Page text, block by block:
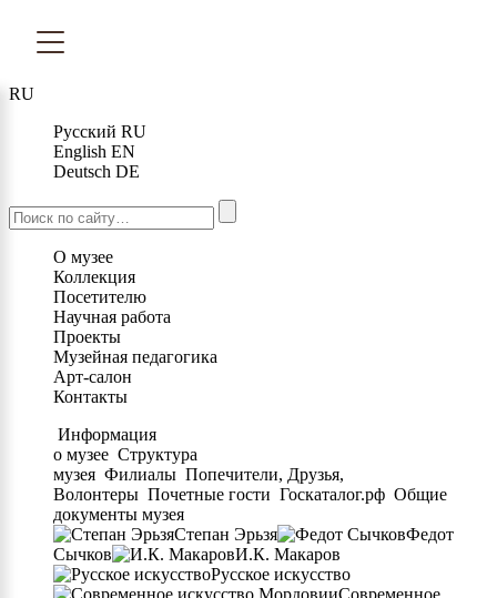
RU
Русский RU
English EN
Deutsch DE
О музее
Коллекция
Посетителю
Научная работа
Проекты
Музейная педагогика
Арт-салон
Контакты
Информация
о музее Структура
музея Филиалы Попечители, Друзья,
Волонтеры Почетные гости Госкаталог.рф Общие
документы музея
Степан Эрьзя
Федот
Сычков
И.К. Макаров
Русское искусство
Современное